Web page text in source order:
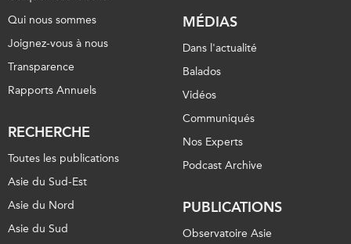
Qui nous sommes
Joignez-vous à nous
Transparence
Rapports Annuels
RECHERCHE
Toutes les publications
Asie du Sud-Est
Asie du Nord
Asie du Sud
MÉDIAS
Dans l'actualité
Balados
Vidéos
Communiqués
Nos Experts
Podcast Archive
PUBLICATIONS
Observatoire Asie